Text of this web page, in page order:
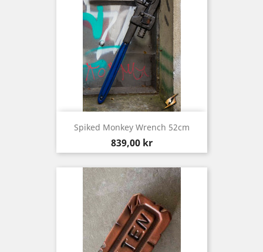
Spiked Monkey Wrench 52cm
Pris
839,00 kr